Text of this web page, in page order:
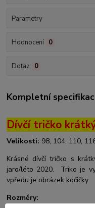
Parametry
Hodnocení 0
Dotaz 0
Kompletní
Dívčí tričko
Velikosti: 98, 104, 110,
Krásné dívčí tričko s
jaro/léto 2020. Triko je
vpředu je obrázek kočičky.
Rozměry: